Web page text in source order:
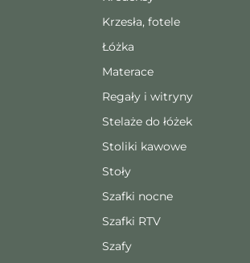
Krzesła, fotele
Łóżka
Materace
Regały i witryny
Stelaże do łóżek
Stoliki kawowe
Stoły
Szafki nocne
Szafki RTV
Szafy